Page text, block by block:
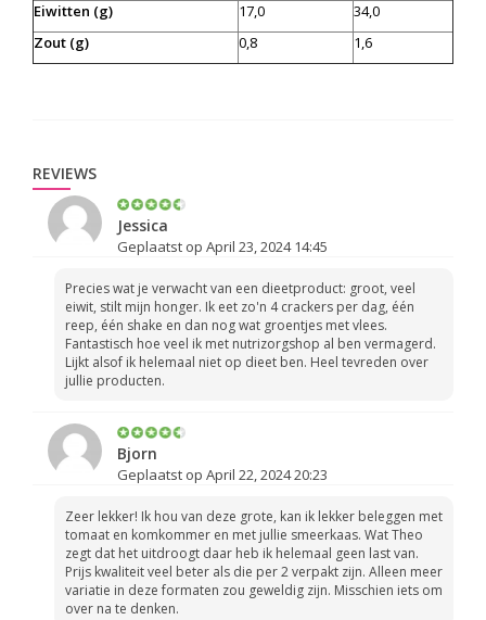
Eiwitten (g) 17,0
34,0
Zout (g)
0,8 1,6
REVIEWS
Jessica
Geplaatst op April 23, 2024 14:45
Precies wat je verwacht van een dieetproduct: groot, veel
eiwit, stilt mijn honger. Ik eet zo'n 4 crackers per dag, één
reep, één shake en dan nog wat groentjes met vlees.
Fantastisch hoe veel ik met nutrizorgshop al ben vermagerd.
Lijkt alsof ik helemaal niet op dieet ben. Heel tevreden over
jullie producten.
Bjorn
Geplaatst op April 22, 2024 20:23
Zeer lekker! Ik hou van deze grote, kan ik lekker beleggen met
tomaat en komkommer en met jullie smeerkaas. Wat Theo
zegt dat het uitdroogt daar heb ik helemaal geen last van.
Prijs kwaliteit veel beter als die per 2 verpakt zijn. Alleen meer
variatie in deze formaten zou geweldig zijn. Misschien iets om
over na te denken.